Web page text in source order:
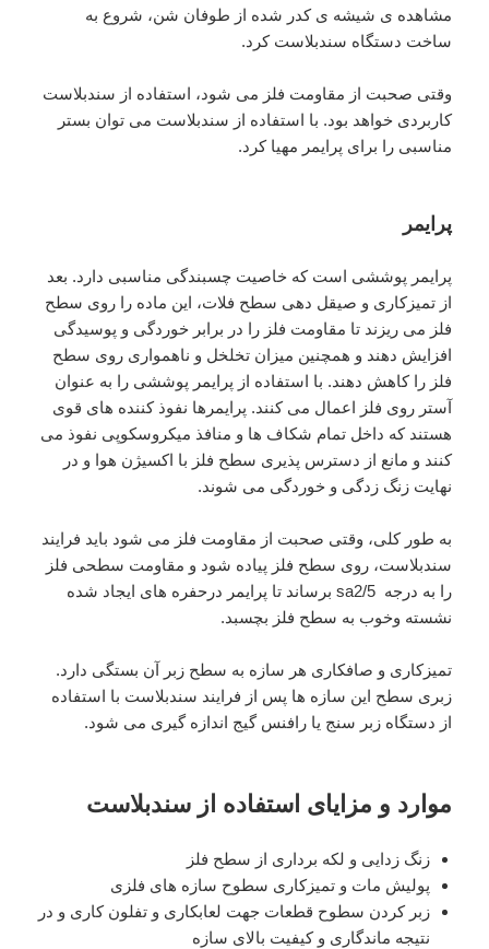
مشاهده ی شیشه ی کدر شده از طوفان شن، شروع به
ساخت دستگاه سندبلاست کرد.
وقتی صحبت از مقاومت فلز می شود، استفاده از سندبلاست
کاربردی خواهد بود. با استفاده از سندبلاست می توان بستر
مناسبی را برای پرایمر مهیا کرد.
پرایمر
پرایمر پوششی است که خاصیت چسبندگی مناسبی دارد. بعد
از تمیزکاری و صیقل دهی سطح فلات، این ماده را روی سطح
فلز می ریزند تا مقاومت فلز را در برابر خوردگی و پوسیدگی
افزایش دهند و همچنین میزان تخلخل و ناهمواری روی سطح
فلز را کاهش دهند. با استفاده از پرایمر پوششی را به عنوان
آستر روی فلز اعمال می کنند. پرایمرها نفوذ کننده های قوی
هستند که داخل تمام شکاف ها و منافذ میکروسکوپی نفوذ می
کنند و مانع از دسترس پذیری سطح فلز با اکسیژن هوا و در
نهایت زنگ زدگی و خوردگی می شوند.
به طور کلی، وقتی صحبت از مقاومت فلز می شود باید فرایند
سندبلاست، روی سطح فلز پیاده شود و مقاومت سطحی فلز
را به درجه sa2/5 برساند تا پرایمر درحفره های ایجاد شده
نشسته وخوب به سطح فلز بچسبد.
تمیزکاری و صافکاری هر سازه به سطح زبر آن بستگی دارد.
زبری سطح این سازه ها پس از فرایند سندبلاست با استفاده
از دستگاه زبر سنج یا رافنس گیج اندازه گیری می شود.
موارد و مزایای استفاده از سندبلاست
زنگ زدایی و لکه برداری از سطح فلز
پولیش مات و تمیزکاری سطوح سازه های فلزی
زبر کردن سطوح قطعات جهت لعابکاری و تفلون کاری و در
نتیجه ماندگاری و کیفیت بالای سازه